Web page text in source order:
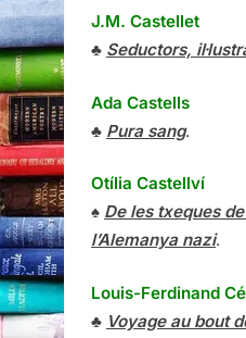
J.M. Castellet
♣ Seductors,
Ada Castells
♣ Pura sang.
Otília Castellví
♠ De les txeques
l’Alemanya nazi.
Louis-Ferdinand
♣ Voyage au bout